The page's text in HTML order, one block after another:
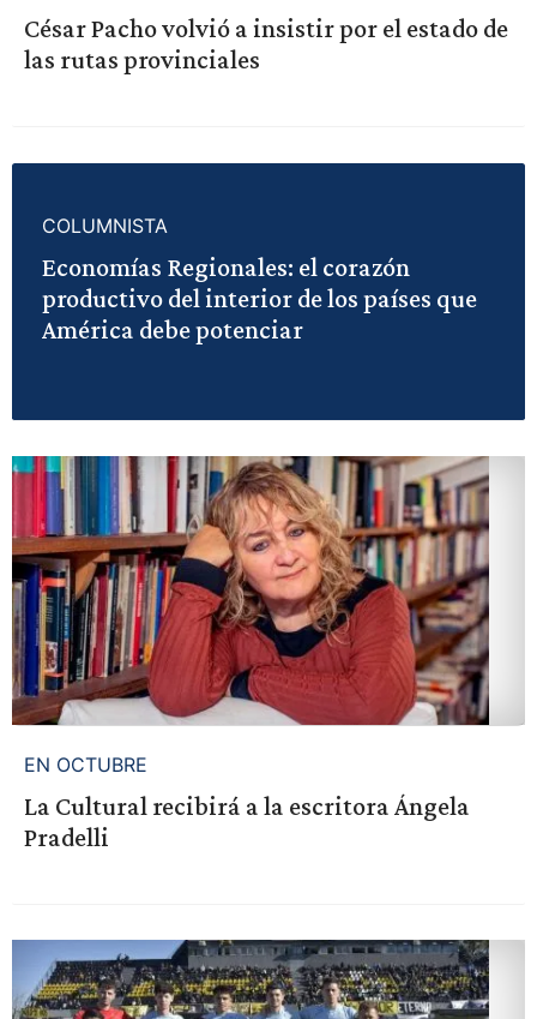
César Pacho volvió a insistir por el estado de
las rutas provinciales
COLUMNISTA
Economías Regionales: el corazón
productivo del interior de los países que
América debe potenciar
EN OCTUBRE
La Cultural recibirá a la escritora Ángela
Pradelli